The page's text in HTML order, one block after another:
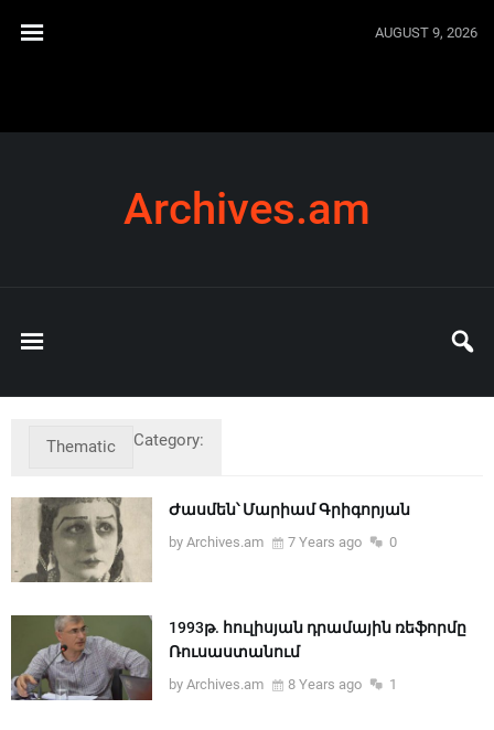
AUGUST 9, 2026
Archives.am
Category:
Thematic
Ժասմեն՝ Մարիամ Գրիգորյան
by Archives.am 7 Years ago 0
1993թ. հուլիսյան դրամային ռեֆորմը
Ռուսաստանում
by Archives.am 8 Years ago 1